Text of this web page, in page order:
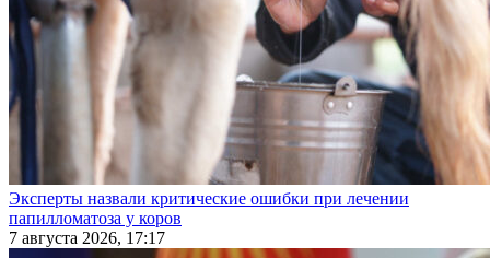
Эксперты назвали критические ошибки при лечении
папилломатоза у коров
7 августа 2026, 17:17